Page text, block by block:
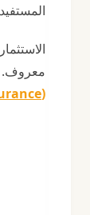
معروف.
(Term Life Insurance): حماية مالية لفترة محددة